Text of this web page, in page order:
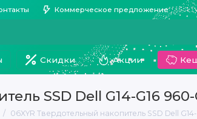
Коммерческое предложение
Скидки Акции
SSD Dell G14-G16
06XYR Твердотельный накопитель SSD Dell